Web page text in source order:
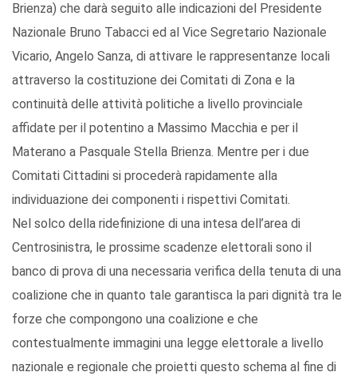
Brienza) che darà seguito alle indicazioni del Presidente
Nazionale Bruno Tabacci ed al Vice Segretario Nazionale
Vicario, Angelo Sanza, di attivare le rappresentanze locali
attraverso la costituzione dei Comitati di Zona e la
continuità delle attività politiche a livello provinciale
affidate per il potentino a Massimo Macchia e per il
Materano a Pasquale Stella Brienza. Mentre per i due
Comitati Cittadini si procederà rapidamente alla
individuazione dei componenti i rispettivi Comitati.
Nel solco della ridefinizione di una intesa dell’area di
Centrosinistra, le prossime scadenze elettorali sono il
banco di prova di una necessaria verifica della tenuta di una
coalizione che in quanto tale garantisca la pari dignità tra le
forze che compongono una coalizione e che
contestualmente immagini una legge elettorale a livello
nazionale e regionale che proietti questo schema al fine di